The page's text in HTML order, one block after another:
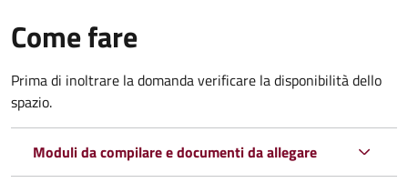
Come fare
Prima di inoltrare la domanda verificare la disponibilità dello
spazio.
Moduli da compilare e documenti da allegare